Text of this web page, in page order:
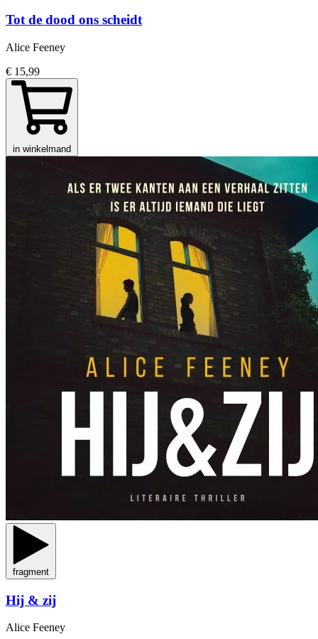
Tot de dood ons scheidt
Alice Feeney
€ 15,99
in winkelmand
fragment
Hij & zij
Alice Feeney